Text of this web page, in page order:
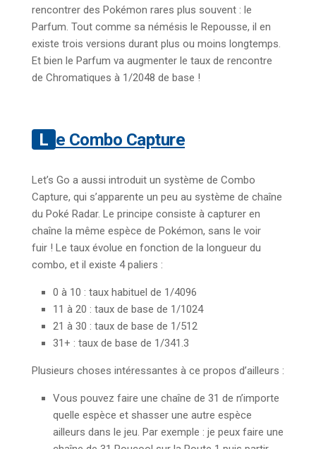
rencontrer des Pokémon rares plus souvent : le
Parfum. Tout comme sa némésis le Repousse, il en
existe trois versions durant plus ou moins longtemps.
Et bien le Parfum va augmenter le taux de rencontre
de Chromatiques à 1/2048 de base !
Le Combo Capture
Let’s Go a aussi introduit un système de Combo
Capture, qui s’apparente un peu au système de chaîne
du Poké Radar. Le principe consiste à capturer en
chaîne la même espèce de Pokémon, sans le voir
fuir ! Le taux évolue en fonction de la longueur du
combo, et il existe 4 paliers :
0 à 10 : taux habituel de 1/4096
11 à 20 : taux de base de 1/1024
21 à 30 : taux de base de 1/512
31+ : taux de base de 1/341.3
Plusieurs choses intéressantes à ce propos d’ailleurs :
Vous pouvez faire une chaîne de 31 de n’importe
quelle espèce et shasser une autre espèce
ailleurs dans le jeu. Par exemple : je peux faire une